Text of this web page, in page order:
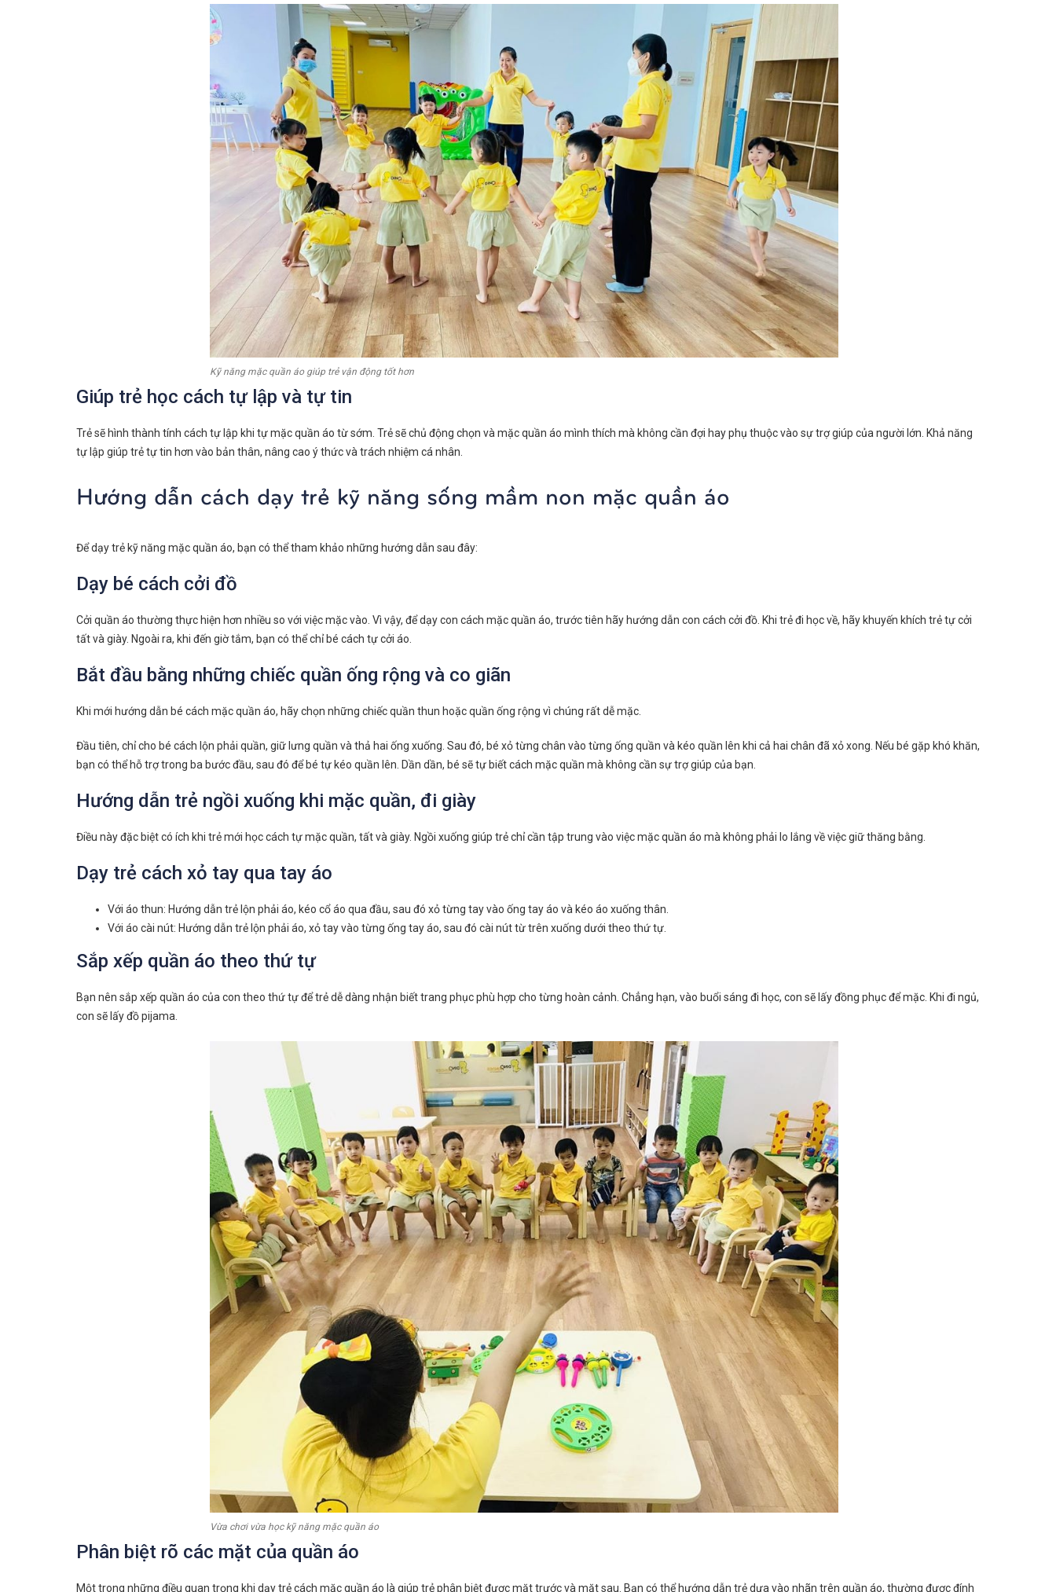
Kỹ năng mặc quần áo giúp trẻ vận động tốt hơn
Giúp trẻ học cách tự lập và tự tin
Trẻ sẽ hình thành tính cách tự lập khi tự mặc quần áo từ sớm. Trẻ sẽ chủ động chọn và mặc quần áo mình thích mà không cần đợi hay phụ thuộc vào sự trợ giúp của người lớn. Khả năng
tự lập giúp trẻ tự tin hơn vào bản thân, nâng cao ý thức và trách nhiệm cá nhân.
Hướng dẫn cách dạy trẻ kỹ năng sống mầm non mặc quần áo
Để dạy trẻ kỹ năng mặc quần áo, bạn có thể tham khảo những hướng dẫn sau đây:
Dạy bé cách cởi đồ
Cởi quần áo thường thực hiện hơn nhiều so với việc mặc vào. Vì vậy, để dạy con cách mặc quần áo, trước tiên hãy hướng dẫn con cách cởi đồ. Khi trẻ đi học về, hãy khuyến khích trẻ tự cởi
tất và giày. Ngoài ra, khi đến giờ tắm, bạn có thể chỉ bé cách tự cởi áo.
Bắt đầu bằng những chiếc quần ống rộng và co giãn
Khi mới hướng dẫn bé cách mặc quần áo, hãy chọn những chiếc quần thun hoặc quần ống rộng vì chúng rất dễ mặc.
Đầu tiên, chỉ cho bé cách lộn phải quần, giữ lưng quần và thả hai ống xuống. Sau đó, bé xỏ từng chân vào từng ống quần và kéo quần lên khi cả hai chân đã xỏ xong. Nếu bé gặp khó khăn,
bạn có thể hỗ trợ trong ba bước đầu, sau đó để bé tự kéo quần lên. Dần dần, bé sẽ tự biết cách mặc quần mà không cần sự trợ giúp của bạn.
Hướng dẫn trẻ ngồi xuống khi mặc quần, đi giày
Điều này đặc biệt có ích khi trẻ mới học cách tự mặc quần, tất và giày. Ngồi xuống giúp trẻ chỉ cần tập trung vào việc mặc quần áo mà không phải lo lắng về việc giữ thăng bằng.
Dạy trẻ cách xỏ tay qua tay áo
Với áo thun: Hướng dẫn trẻ lộn phải áo, kéo cổ áo qua đầu, sau đó xỏ từng tay vào ống tay áo và kéo áo xuống thân.
Với áo cài nút: Hướng dẫn trẻ lộn phải áo, xỏ tay vào từng ống tay áo, sau đó cài nút từ trên xuống dưới theo thứ tự.
Sắp xếp quần áo theo thứ tự
Bạn nên sắp xếp quần áo của con theo thứ tự để trẻ dễ dàng nhận biết trang phục phù hợp cho từng hoàn cảnh. Chẳng hạn, vào buổi sáng đi học, con sẽ lấy đồng phục để mặc. Khi đi ngủ,
con sẽ lấy đồ pijama.
Vừa chơi vừa học kỹ năng mặc quần áo
Phân biệt rõ các mặt của quần áo
Một trong những điều quan trọng khi dạy trẻ cách mặc quần áo là giúp trẻ phân biệt được mặt trước và mặt sau. Bạn có thể hướng dẫn trẻ dựa vào nhãn trên quần áo, thường được đính